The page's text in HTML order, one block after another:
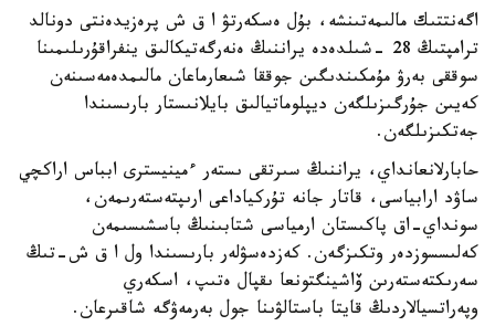
اگەنتتىك مالىمەتىنشە، بۇل ەسكەرتۋ ا ق ش پرەزيدەنتى دونالد
ترامپتىڭ 28 -شىلدەدە يراننىڭ ەنەرگەتيكالىق ينفراقۇرىلىمىنا
سوققى بەرۋ مۇمكىندىگىن جوققا شىعارماعان مالىمدەمەسىنەن
كەيىن جۇرگىزىلگەن ديپلوماتيالىق بايلانىستار بارىسىندا
جەتكىزىلگەن.
حابارلانعانداي، يراننىڭ سىرتقى ىستەر ءمينيسترى ابباس اراكچي
ساۋد ارابياسى، قاتار جانە تۇركياداعى ارىپتەستەرىمەن،
سونداي-اق پاكىستان ارمياسى شتابىنىڭ باسشىسىمەن
كەلىسسوزدەر وتكىزگەن. كەزدەسۋلەر بارىسىندا ول ا ق ش-تىڭ
سەرىكتەستەرىن ۆاشينگتونعا ىقپال ەتىپ، اسكەري
وپەراتسيالاردىڭ قايتا باستالۋىنا جول بەرمەۋگە شاقىرعان.